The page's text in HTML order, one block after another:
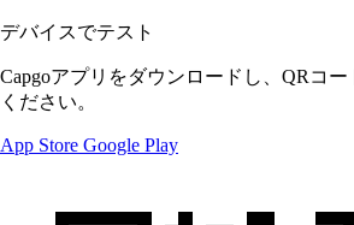
デバイスでテスト
Capgoアプリをダウンロードし、QRコー
ください。
App Store Google Play